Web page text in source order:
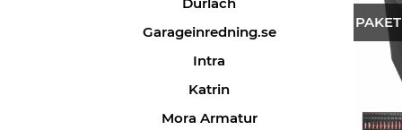
Garageinredning.se
Intra
Katrin
Mora Armatur